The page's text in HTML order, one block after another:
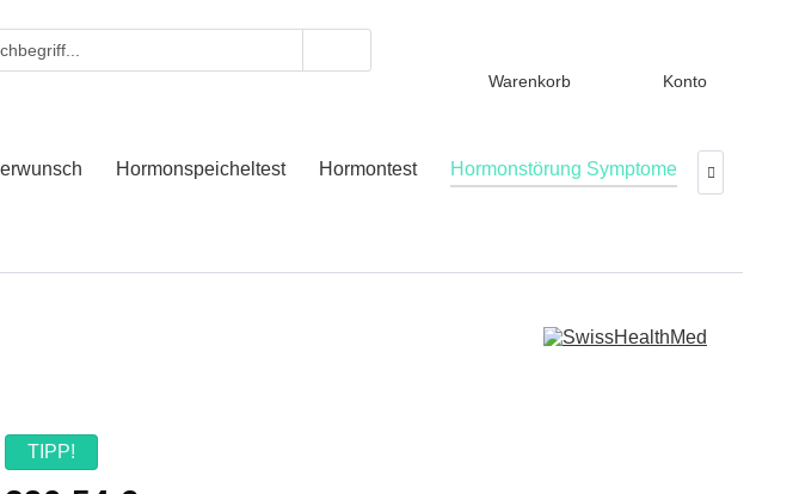
Warenkorb Konto
Hormonspeicheltest Hormontest Hormonstörung Symptome 
TIPP!